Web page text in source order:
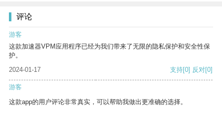
评论
游客
这款加速器VPM应用程序已经为我们带来了无限的隐私保护和安全性保
护。
2024-01-17
支持[0] 反对[0]
游客
这款app的用户评论非常真实，可以帮助我做出更准确的选择。